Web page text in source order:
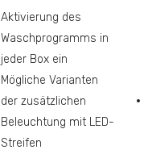
Aktivierung des
Waschprogramms in
jeder Box ein
Mögliche Varianten
der zusätzlichen
Beleuchtung mit LED-
Streifen